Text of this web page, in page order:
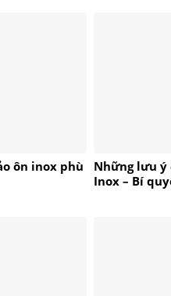
ôn inox phù
Những lưu ý
Inox – Bí